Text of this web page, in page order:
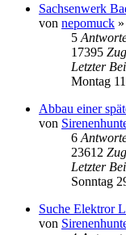
Sachsenwerk
von nepomuck »
5
17395
Letzter
Montag
Abbau einer
von
6
23612
Letzter
Sonntag
Suche Elektror
von